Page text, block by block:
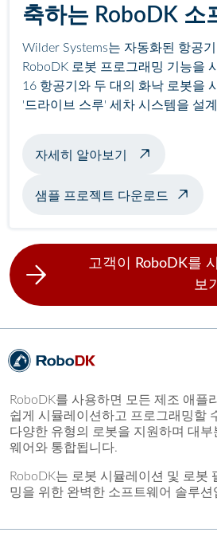
축하는 RoboDK 소
Wilder Systems는 자동화된 항공
RoboDK 로봇 프로그래밍 기능을
16 항공기와 두 대의 화낙 로봇을
'드라이브 스루' 세차 시스템을 설
자세히 알아보기 자동 비행기 세
샘플 프로젝트 다운로드
고객이 RoboDK를
보기
RoboDK를 사용하면 모든 제조 애플
쉽게 시뮬레이션하고 프로그래밍할
다양한 유형의 로봇을 지원하며 대
웨어와 통합됩니다.
RoboDK는 로봇 시뮬레이션 및 로봇
밍을 위한 완벽한 소프트웨어 솔루션